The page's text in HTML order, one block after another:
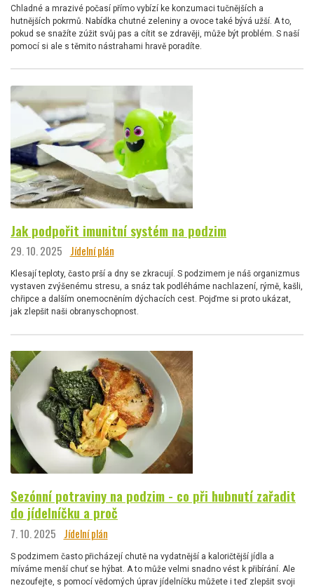
Chladné a mrazivé počasí přímo vybízí ke konzumaci tučnějších a
hutnějších pokrmů. Nabídka chutné zeleniny a ovoce také bývá užší. A to,
pokud se snažíte zúžit svůj pas a cítit se zdravěji, může být problém. S naší
pomocí si ale s těmito nástrahami hravě poradíte.
Jak podpořit imunitní systém na podzim
29. 10. 2025 Jídelní plán
Klesají teploty, často prší a dny se zkracují. S podzimem je náš organizmus
vystaven zvýšenému stresu, a snáz tak podléháme nachlazení, rýmě, kašli,
chřipce a dalším onemocněním dýchacích cest. Pojďme si proto ukázat,
jak zlepšit naši obranyschopnost.
Sezónní potraviny na podzim - co při hubnutí zařadit
do jídelníčku a proč
7. 10. 2025 Jídelní plán
S podzimem často přicházejí chutě na vydatnější a kaloričtější jídla a
míváme menší chuť se hýbat. A to může velmi snadno vést k přibírání. Ale
nezoufejte, s pomocí vědomých úprav jídelníčku můžete i teď zlepšit svoji